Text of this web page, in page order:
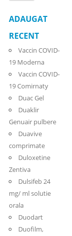
ADAUGAT
RECENT
Vaccin COVID-
19 Moderna
Vaccin COVID-
19 Comirnaty
Duac Gel
Duaklir
Genuair pulbere
Duavive
comprimate
Duloxetine
Zentiva
Dulsifeb 24
mg/ ml solutie
orala
Duodart
Duofilm,